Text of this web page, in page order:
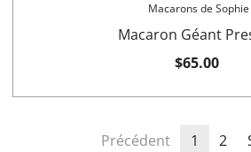
Macarons de Sophie
Macaron Géant
$65.00
Précédent 1 2